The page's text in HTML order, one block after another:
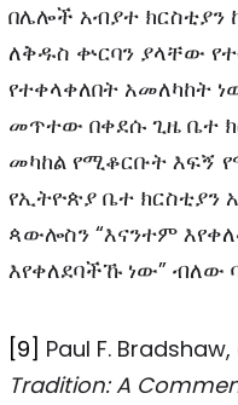
በሌሎች አብያተ
ለቅዱስ ቍርባን ያላቸው
የተቀላቀለበት አመለካከት
መጥተው በቀደሱ ጊዜ ቤተ
መካከል የሚቆርቡት እፍኝ
የኢትዮጵያ ቤተ ክርስቲያን
ጳውሎስን “እናንተም
እየቀለደባችኹ ነው” ብለው
[9] Paul F. Bradshaw,
Tradition: A